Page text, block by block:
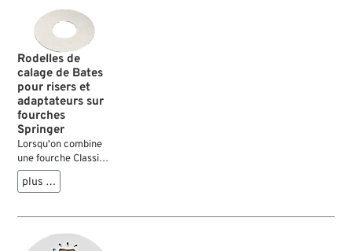
Rodelles de
calage de Bates
pour risers et
adaptateurs sur
fourches
Springer
Lorsqu'on combine
une fourche Classic
Springer avec un té
et des risers
toujours facile de
la bonne position
plus …